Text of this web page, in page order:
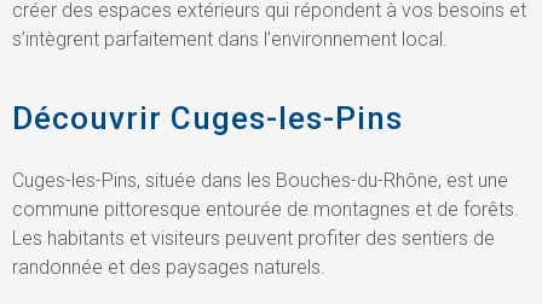
créer des espaces extérieurs qui répondent à vos besoins et
s’intègrent parfaitement dans l’environnement local.
Découvrir Cuges-les-Pins
Cuges-les-Pins, située dans les Bouches-du-Rhône, est une
commune pittoresque entourée de montagnes et de forêts.
Les habitants et visiteurs peuvent profiter des sentiers de
randonnée et des paysages naturels.